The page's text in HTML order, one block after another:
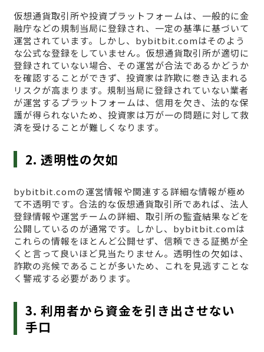
仮想通貨取引所や投資プラットフォームは、一般的に金
融庁などの規制当局に登録され、一定の基準に基づいて
運営されています。しかし、bybitbit.comはそのよう
な公式な登録をしていません。仮想通貨取引所が適切に
登録されていない場合、その運営が合法であるかどうか
を確認することができず、投資家は詐欺に巻き込まれる
リスクが高まります。規制当局に登録されていない業者
が運営するプラットフォームは、信用を欠き、法的な保
護が得られないため、投資家は万が一の問題に対して救
済を受けることが難しくなります。
2. 透明性の欠如
bybitbit.comの運営情報や関連する詳細な情報が極め
て不透明です。合法的な仮想通貨取引所であれば、法人
登録情報や運営チームの詳細、取引所の監査結果などを
公開しているのが通常です。しかし、bybitbit.comは
これらの情報をほとんど公開せず、信頼できる証拠が全
くと言って良いほど見当たりません。透明性の欠如は、
詐欺の兆候であることが多いため、これを見逃すことな
く警戒する必要があります。
3. 利用者から資金を引き出させない
手口